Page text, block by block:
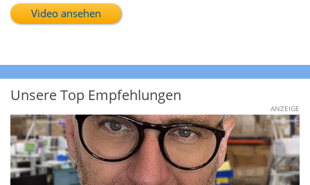
Video ansehen
Unsere Top Empfehlungen
ANZEIGE